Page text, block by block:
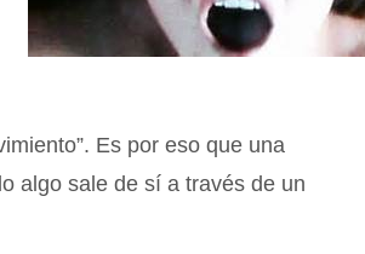
Es por eso que una
algo sale de sí a través de un